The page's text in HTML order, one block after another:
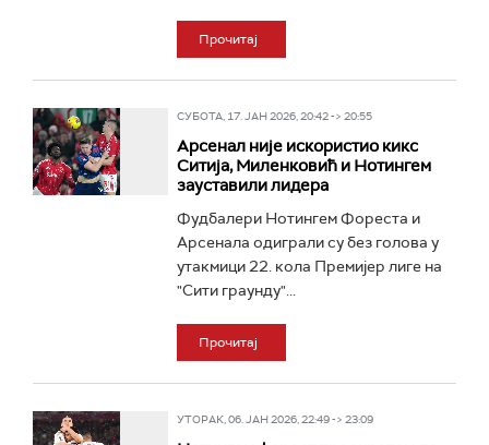
Прочитај
СУБОТА, 17. ЈАН 2026, 20:42 -> 20:55
Арсенал није искористио кикс
Ситија, Миленковић и Нотингем
зауставили лидера
Фудбалери Нотингем Фореста и
Арсенала одиграли су без голова у
утакмици 22. кола Премијер лиге на
"Сити граунду"...
Прочитај
УТОРАК, 06. ЈАН 2026, 22:49 -> 23:09